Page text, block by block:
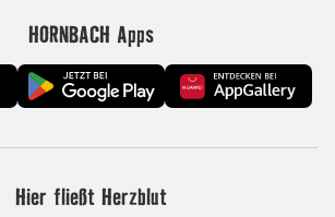
HORNBACH Apps
Hier fließt Herzblut